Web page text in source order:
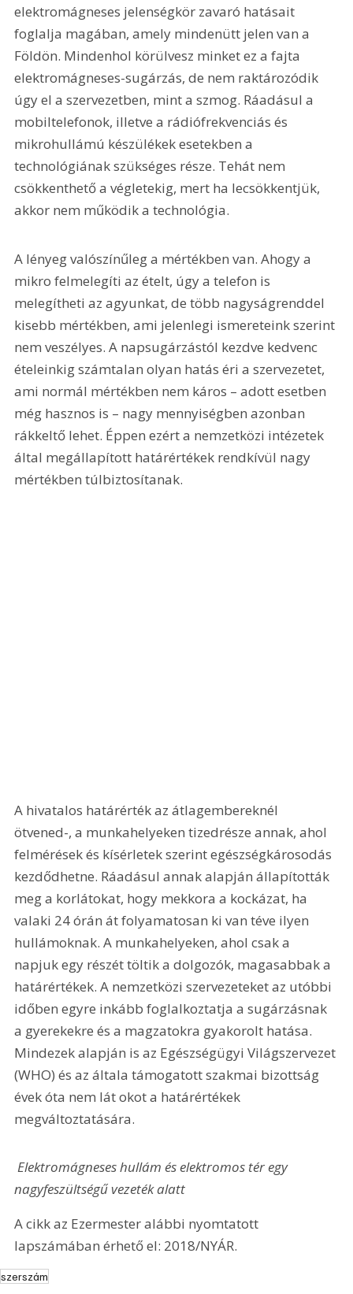
elektromágneses jelenségkör zavaró hatásait
foglalja magában, amely mindenütt jelen van a
Földön. Mindenhol körülvesz minket ez a fajta
elektromágneses-sugárzás, de nem raktározódik
úgy el a szervezetben, mint a szmog. Ráadásul a
mobiltelefonok, illetve a rádiófrekvenciás és
mikrohullámú készülékek esetekben a
technológiának szükséges része. Tehát nem
csökkenthető a végletekig, mert ha lecsökkentjük,
akkor nem működik a technológia.
A lényeg valószínűleg a mértékben van. Ahogy a
mikro felmelegíti az ételt, úgy a telefon is
melegítheti az agyunkat, de több nagyságrenddel
kisebb mértékben, ami jelenlegi ismereteink szerint
nem veszélyes. A napsugárzástól kezdve kedvenc
ételeinkig számtalan olyan hatás éri a szervezetet,
ami normál mértékben nem káros – adott esetben
még hasznos is – nagy mennyiségben azonban
rákkeltő lehet. Éppen ezért a nemzetközi intézetek
által megállapított határértékek rendkívül nagy
mértékben túlbiztosítanak.
A hivatalos határérték az átlagembereknél
ötvened-, a munkahelyeken tizedrésze annak, ahol
felmérések és kísérletek szerint egészségkárosodás
kezdődhetne. Ráadásul annak alapján állapították
meg a korlátokat, hogy mekkora a kockázat, ha
valaki 24 órán át folyamatosan ki van téve ilyen
hullámoknak. A munkahelyeken, ahol csak a
napjuk egy részét töltik a dolgozók, magasabbak a
határértékek. A nemzetközi szervezeteket az utóbbi
időben egyre inkább foglalkoztatja a sugárzásnak
a gyerekekre és a magzatokra gyakorolt hatása.
Mindezek alapján is az Egészségügyi Világszervezet
(WHO) és az általa támogatott szakmai bizottság
évek óta nem lát okot a határértékek
megváltoztatására.
Elektromágneses hullám és elektromos tér egy
nagyfeszültségű vezeték alatt
A cikk az Ezermester alábbi nyomtatott
lapszámában érhető el: 2018/NYÁR.
szerszám